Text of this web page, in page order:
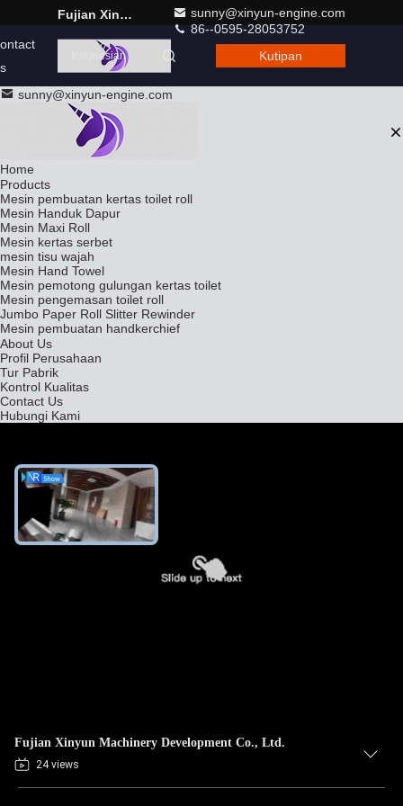
Fujian Xinyun Machinery Development Co., Ltd.
sunny@xinyun-engine.com
86--0595-28053752
Indonesian Kutipan
sunny@xinyun-engine.com
Home
Products
Mesin pembuatan kertas toilet roll
Mesin Handuk Dapur
Mesin Maxi Roll
Mesin kertas serbet
mesin tisu wajah
Mesin Hand Towel
Mesin pemotong gulungan kertas toilet
Mesin pengemasan toilet roll
Jumbo Paper Roll Slitter Rewinder
Mesin pembuatan handkerchief
About Us
Profil Perusahaan
Tur Pabrik
Kontrol Kualitas
Contact Us
Hubungi Kami
Fujian Xinyun Machinery Development Co., Ltd.
24 views